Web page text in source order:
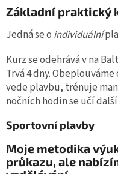
Základní praktický
Jedná se o individuální
Kurz se odehrává v na
Trvá 4 dny.
vede plavbu, trénuje
nočních hodin se učí
Sportovní plavby
Moje metodika
průkazu, ale